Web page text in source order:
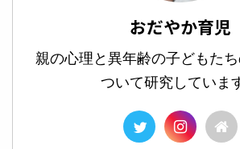
おだやか育児
親の心理と異年齢の子どもた
ついて研究していま